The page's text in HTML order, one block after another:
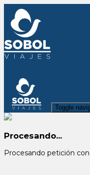
Toggle
Procesando...
Procesando petición